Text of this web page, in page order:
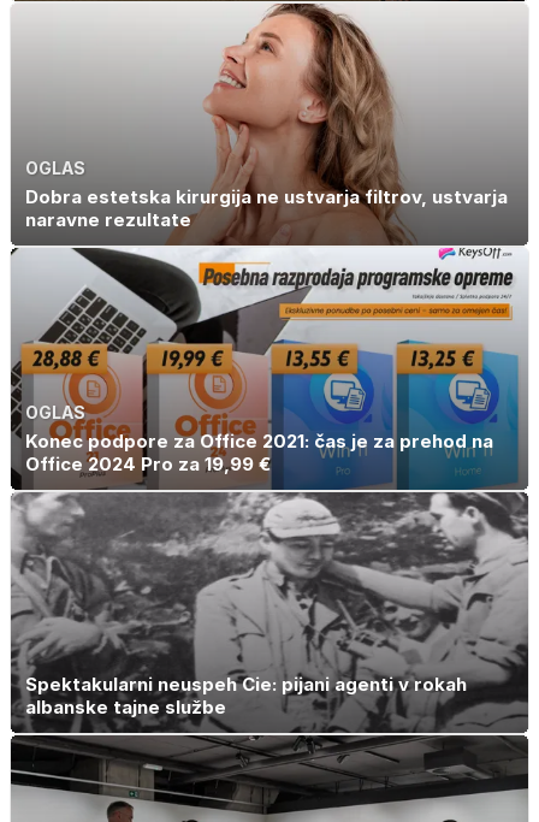
OGLAS
Dobra estetska kirurgija ne ustvarja filtrov, ustvarja
naravne rezultate
OGLAS
Konec podpore za Office 2021: čas je za prehod na
Office 2024 Pro za 19,99 €
Spektakularni neuspeh Cie: pijani agenti v rokah
albanske tajne službe